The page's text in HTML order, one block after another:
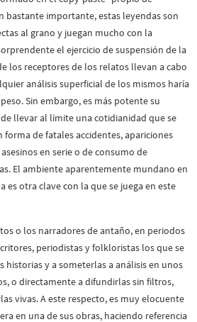
bastante importante, estas leyendas son
al grano y juegan mucho con la
el ejercicio de suspensión de la
los receptores de los relatos llevan a cabo
análisis superficial de los mismos haría
Sin embargo, es más potente su
llevar al límite una cotidianidad que se
de fatales accidentes, apariciones
en serie o de consumo de
El ambiente aparentemente mundano en
es otra clave con la que se juega en este
o los narradores de antaño, en periodos
periodistas y folkloristas los que se
historias y a someterlas a análisis en unos
o directamente a difundirlas sin filtros,
vivas. A este respecto, es muy elocuente
en una de sus obras, haciendo referencia